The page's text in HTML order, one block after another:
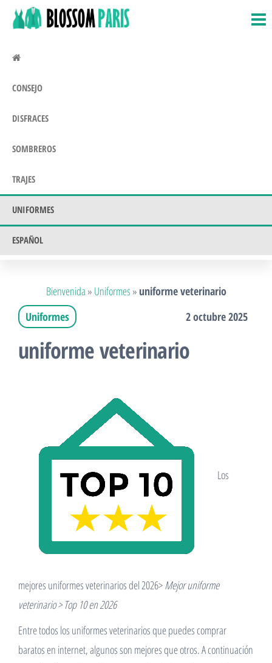
Saltar
CONSEJO
DISFRACES
SOMBREROS
TRAJES
UNIFORMES
ESPAÑOL
Bienvenida » Uniformes » uniforme veterinario
Uniformes
2 octubre 2025
uniforme veterinario
Los
mejores uniformes veterinarios del 2026>Mejor uniforme
veterinario > Top 10 en 2026
Entre todos los uniformes veterinarios que puedes comprar
baratos en internet, algunos son mejores que otros. A continuación